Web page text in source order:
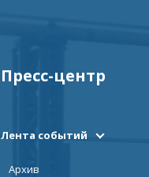
Пресс-центр
Лента событий
Архив